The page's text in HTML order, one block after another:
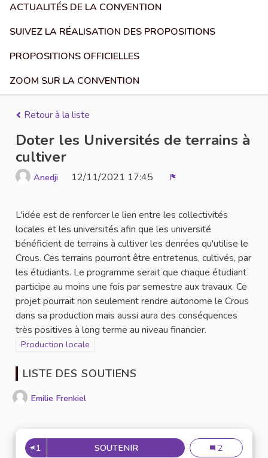
ACTUALITÉS DE LA CONVENTION
SUIVEZ LA RÉALISATION DES PROPOSITIONS
PROPOSITIONS OFFICIELLES
ZOOM SUR LA CONVENTION
Retour à la liste
Doter les Universités de terrains à
cultiver
Anedji 12/11/2021 17:45
L'idée est de renforcer le lien entre les collectivités
locales et les universités afin que les université
bénéficient de terrains à cultiver les denrées qu'utilise le
Crous. Ces terrains pourront être entretenus, cultivés, par
les étudiants. Le programme serait que chaque étudiant
participe au moins une fois par semestre aux travaux. Ce
projet pourrait non seulement rendre autonome le Crous
dans sa production mais aussi aura des conséquences
très positives à long terme au niveau financier.
Filtrer les résultats de la catégorie : Production locale
Production locale
LISTE DES SOUTIENS
Emilie Frenkiel
1 SOUTENIRDOTER LES UNIVERSITÉS DE
Doter les
2